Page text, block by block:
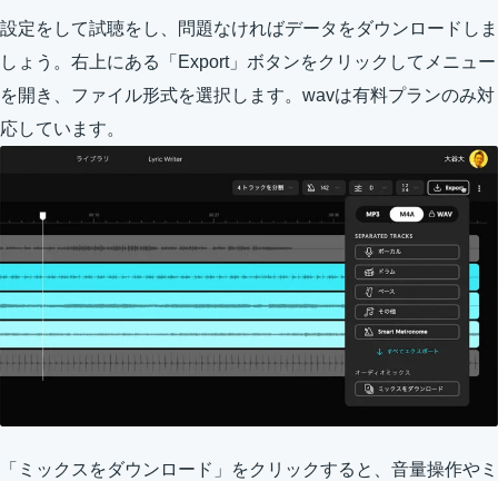
設定をして試聴をし、問題なければデータをダウンロードしま
しょう。右上にある「Export」ボタンをクリックしてメニュー
を開き、ファイル形式を選択します。wavは有料プランのみ対
応しています。
「ミックスをダウンロード」をクリックすると、音量操作やミ